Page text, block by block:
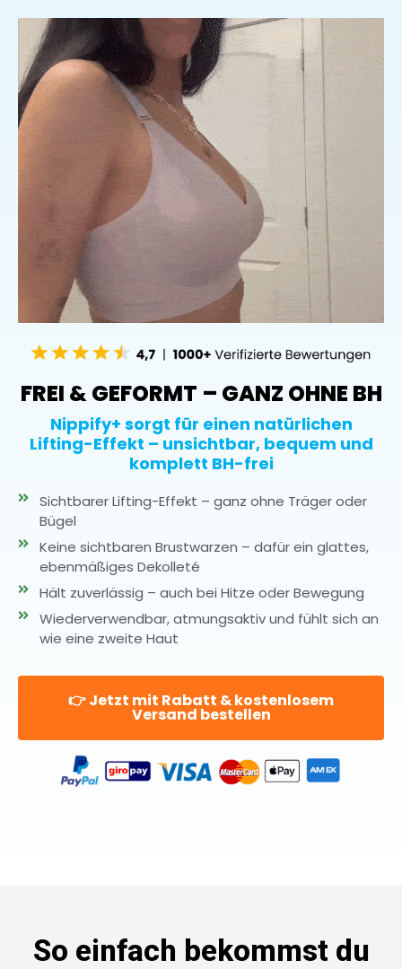
FREI & GEFORMT – GANZ OHNE BH
Nippify+ sorgt für einen natürlichen
Lifting-Effekt – unsichtbar, bequem und
komplett BH-frei
Sichtbarer Lifting-Effekt – ganz ohne Träger oder
Bügel
Keine sichtbaren Brustwarzen – dafür ein glattes,
ebenmäßiges Dekolleté
Hält zuverlässig – auch bei Hitze oder Bewegung
Wiederverwendbar, atmungsaktiv und fühlt sich an
wie eine zweite Haut
👉 Jetzt mit Rabatt & kostenlosem
Versand bestellen
So einfach bekommst du